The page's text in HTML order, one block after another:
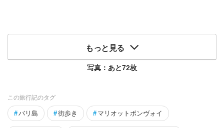
もっと見る
写真：あと72枚
この旅行記のタグ
#バリ島 #街歩き # マリオットボンヴォイ